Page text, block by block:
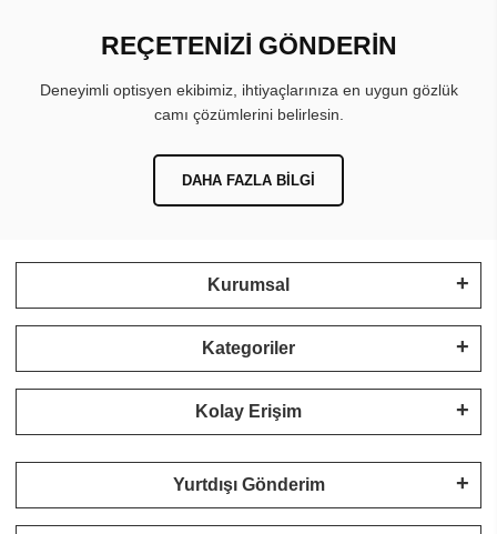
REÇETENİZİ GÖNDERİN
Deneyimli optisyen ekibimiz, ihtiyaçlarınıza en uygun gözlük
camı çözümlerini belirlesin.
DAHA FAZLA BILGI
Kurumsal
Kategoriler
Kolay Erişim
Yurtdışı Gönderim